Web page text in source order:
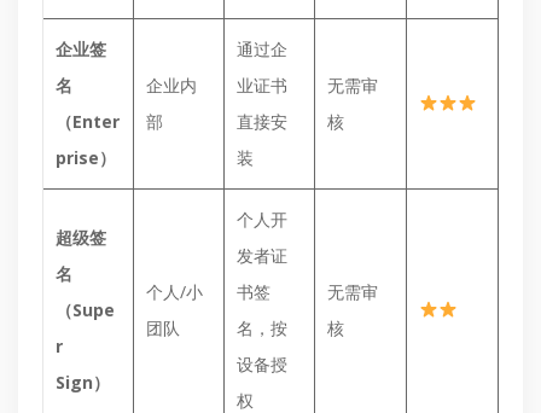
企业签
名
（Enter
prise）
企业内
部
通过企
业证书
直接安
装
无需审
核
超级签
名
（Supe
r
Sign）
个人/小
团队
个人开
发者证
书签
名，按
设备授
权
无需审
核